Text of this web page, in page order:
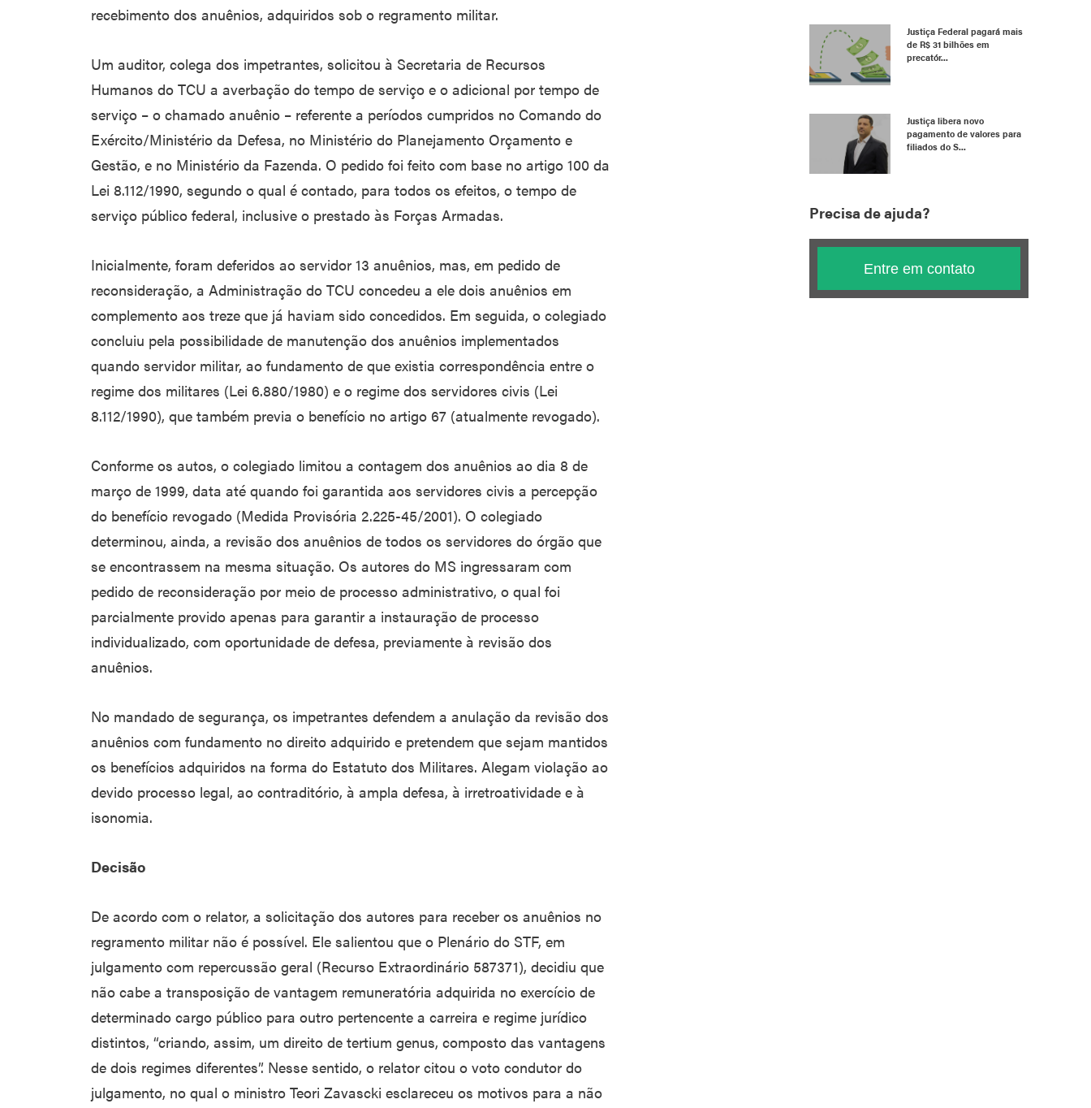
recebimento dos anuênios, adquiridos sob o regramento militar.
Um auditor, colega dos impetrantes, solicitou à Secretaria de Recursos
Humanos do TCU a averbação do tempo de serviço e o adicional por tempo de
serviço – o chamado anuênio – referente a períodos cumpridos no Comando do
Exército/Ministério da Defesa, no Ministério do Planejamento Orçamento e
Gestão, e no Ministério da Fazenda. O pedido foi feito com base no artigo 100 da
Lei 8.112/1990, segundo o qual é contado, para todos os efeitos, o tempo de
serviço público federal, inclusive o prestado às Forças Armadas.
Inicialmente, foram deferidos ao servidor 13 anuênios, mas, em pedido de
reconsideração, a Administração do TCU concedeu a ele dois anuênios em
complemento aos treze que já haviam sido concedidos. Em seguida, o colegiado
concluiu pela possibilidade de manutenção dos anuênios implementados
quando servidor militar, ao fundamento de que existia correspondência entre o
regime dos militares (Lei 6.880/1980) e o regime dos servidores civis (Lei
8.112/1990), que também previa o benefício no artigo 67 (atualmente revogado).
Conforme os autos, o colegiado limitou a contagem dos anuênios ao dia 8 de
março de 1999, data até quando foi garantida aos servidores civis a percepção
do benefício revogado (Medida Provisória 2.225-45/2001). O colegiado
determinou, ainda, a revisão dos anuênios de todos os servidores do órgão que
se encontrassem na mesma situação. Os autores do MS ingressaram com
pedido de reconsideração por meio de processo administrativo, o qual foi
parcialmente provido apenas para garantir a instauração de processo
individualizado, com oportunidade de defesa, previamente à revisão dos
anuênios.
No mandado de segurança, os impetrantes defendem a anulação da revisão dos
anuênios com fundamento no direito adquirido e pretendem que sejam mantidos
os benefícios adquiridos na forma do Estatuto dos Militares. Alegam violação ao
devido processo legal, ao contraditório, à ampla defesa, à irretroatividade e à
isonomia.
Decisão
De acordo com o relator, a solicitação dos autores para receber os anuênios no
regramento militar não é possível. Ele salientou que o Plenário do STF, em
julgamento com repercussão geral (Recurso Extraordinário 587371), decidiu que
não cabe a transposição de vantagem remuneratória adquirida no exercício de
determinado cargo público para outro pertencente a carreira e regime jurídico
distintos, “criando, assim, um direito de tertium genus, composto das vantagens
de dois regimes diferentes”. Nesse sentido, o relator citou o voto condutor do
julgamento, no qual o ministro Teori Zavascki esclareceu os motivos para a não
Justiça Federal pagará mais
de R$ 31 bilhões em
precatór...
Justiça libera novo
pagamento de valores para
filiados do S...
Precisa de ajuda?
Entre em contato